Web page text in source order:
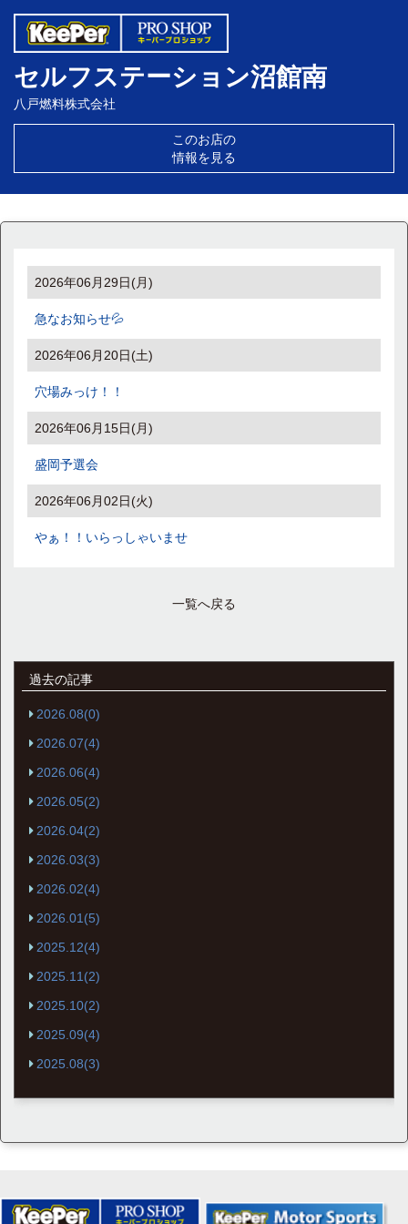
セルフステーション沼館南
八戸燃料株式会社
このお店の
情報を見る
2026年06月29日(月)
急なお知らせ💦
2026年06月20日(土)
穴場みっけ！！
2026年06月15日(月)
盛岡予選会
2026年06月02日(火)
やぁ！！いらっしゃいませ
一覧へ戻る
過去の記事
2026.08(0)
2026.07(4)
2026.06(4)
2026.05(2)
2026.04(2)
2026.03(3)
2026.02(4)
2026.01(5)
2025.12(4)
2025.11(2)
2025.10(2)
2025.09(4)
2025.08(3)